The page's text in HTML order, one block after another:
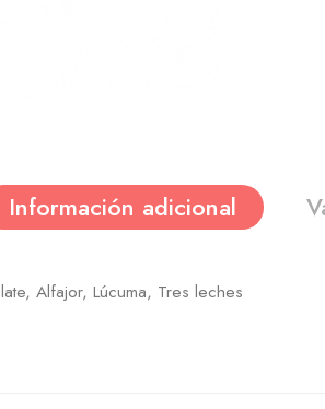
Información adicional
Alfajor, Lúcuma, Tres leches